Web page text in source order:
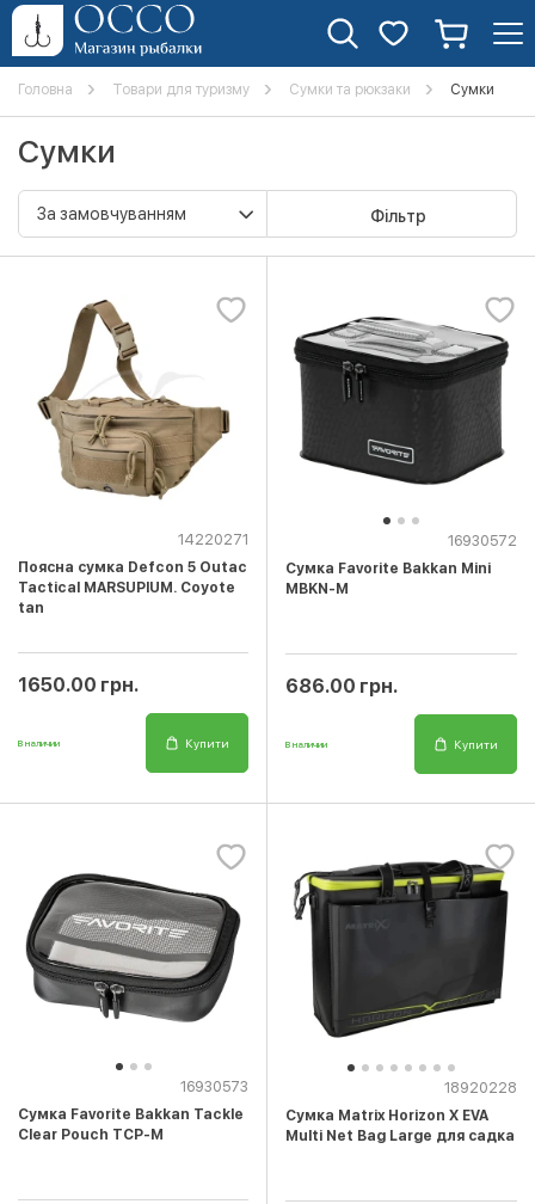
Головна Товари для туризму Сумки та рюкзаки Сумки
Сумки
Фільтр
14220271
Поясна сумка Defcon 5 Outac
Tactical MARSUPIUM. Coyote
tan
1650.00 грн.
В наличии Купити
16930572
Сумка Favorite Bakkan Mini
MBKN-M
686.00 грн.
В наличии Купити
16930573
Сумка Favorite Bakkan Tackle
Clear Pouch TCP-M
18920228
Сумка Matrix Horizon X EVA
Multi Net Bag Large для садка